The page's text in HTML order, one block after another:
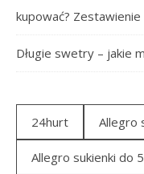
kupować? Zestawienie
Długie swetry – jakie
24hurt Allegro
Allegro sukienki do